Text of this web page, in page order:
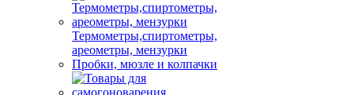
Термометры,спиртометры,
ареометры, мензурки
Пробки, мюзле и колпачки